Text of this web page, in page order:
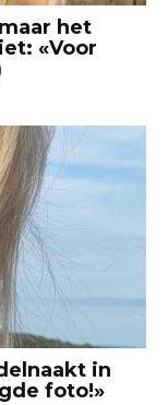
het
«Voor
in
foto!»